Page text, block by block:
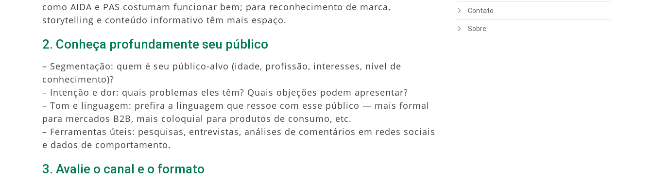
como AIDA e PAS costumam funcionar bem; para reconhecimento de marca,
storytelling e conteúdo informativo têm mais espaço.
2. Conheça profundamente seu público
– Segmentação: quem é seu público-alvo (idade, profissão, interesses, nível de
conhecimento)?
– Intenção e dor: quais problemas eles têm? Quais objeções podem apresentar?
– Tom e linguagem: prefira a linguagem que ressoe com esse público — mais formal
para mercados B2B, mais coloquial para produtos de consumo, etc.
– Ferramentas úteis: pesquisas, entrevistas, análises de comentários em redes sociais
e dados de comportamento.
3. Avalie o canal e o formato
Contato
Sobre